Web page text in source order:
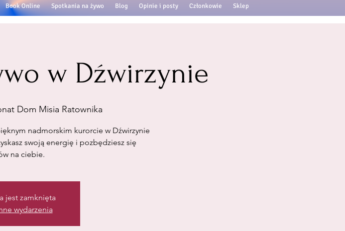
Book Online Spotkania na żywo Blog Opinie i posty Członkowie Sklep
w Dźwirzynie
Dom Misia Ratownika
nadmorskim kurorcie w Dźwirzynie
swoją energię i pozbędziesz się
na ciebie.
jest zamknięta
wydarzenia